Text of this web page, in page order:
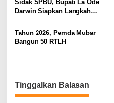
Sidak SPBU, Bupati La Ode
Darwin Siapkan Langkah
Tahun 2026, Pemda Mubar
Bangun 50 RTLH
Tinggalkan Balasan